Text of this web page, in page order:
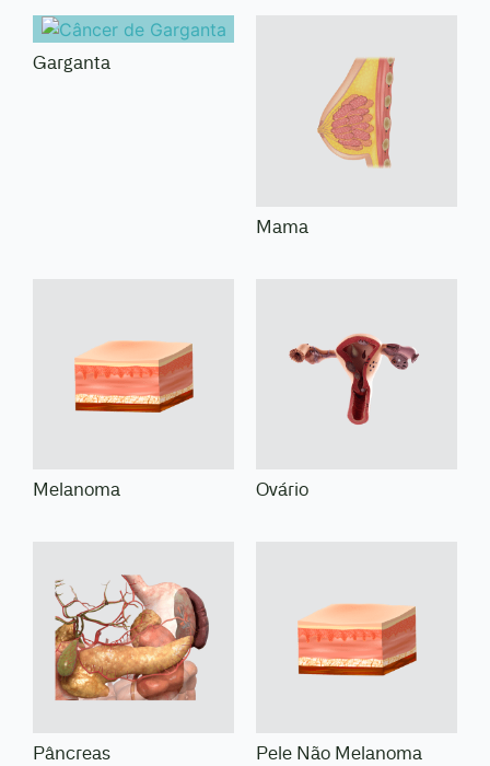
Garganta
Mama
Melanoma Ovário
Pâncreas Pele Não Melanoma